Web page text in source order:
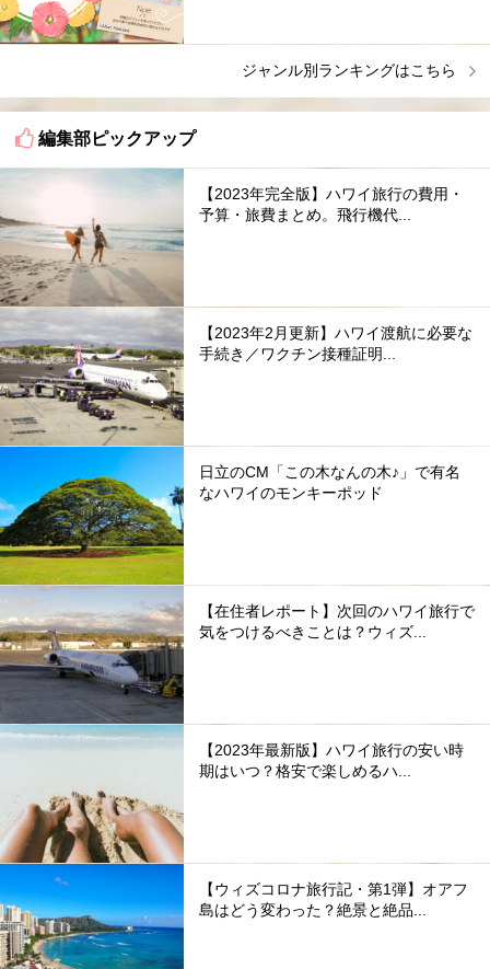
ジャンル別ランキングはこちら
編集部ピックアップ
【2023年完全版】ハワイ旅行の費用・
予算・旅費まとめ。飛行機代...
【2023年2月更新】ハワイ渡航に必要な
手続き／ワクチン接種証明...
日立のCM「この木なんの木♪」で有名
なハワイのモンキーポッド
【在住者レポート】次回のハワイ旅行で
気をつけるべきことは？ウィズ...
【2023年最新版】ハワイ旅行の安い時
期はいつ？格安で楽しめるハ...
【ウィズコロナ旅行記・第1弾】オアフ
島はどう変わった？絶景と絶品...